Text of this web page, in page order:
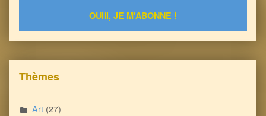
Thèmes
Art (27)